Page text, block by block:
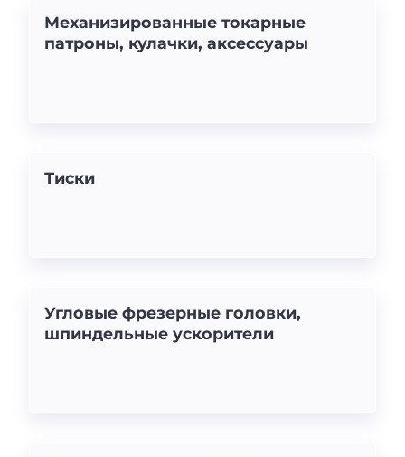
Механизированные токарные
патроны, кулачки, аксессуары
Тиски
Угловые фрезерные головки,
шпиндельные ускорители